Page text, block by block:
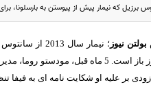
برزیل که نیمار پیش از پیوستن به بارسلونا،
بولتن نیوز
؛ نیمار
انتقال هنوز باز است. 5 ماه
بر علیه او شکایت نامه ای به فیفا